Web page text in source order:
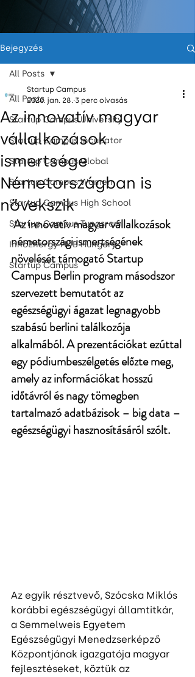
Bejegyzés
All Posts
Startup Campus University
Startup Campus Incubator
Startup Campus Global
Startup Campus Women
Startup Campus High School
Startup Campus Tungsram
InnoEnergy HUB Hungary
Startup Campus
All Posts
Az innovatív magyar
vállalkozások
ismertsége
Németországban is
növekszik
Startup Campus
2020. jan. 28. 3 perc olvasás
Az innovatív magyar vállalkozások
németországi ismertségének
növelését támogató Startup
Campus Berlin program másodszor
szervezett bemutatót az
egészségügyi ágazat legnagyobb
szabású berlini találkozója
alkalmából. A prezentációkat ezúttal
egy pódiumbeszélgetés előzte meg,
amely az információkat hosszú
időtávról és nagy tömegben
tartalmazó adatbázisok – big data –
egészségügyi hasznosításáról szólt.
Az egyik résztvevő, Szócska Miklós
korábbi egészségügyi államtitkár,
a Semmelweis Egyetem
Egészségügyi Menedzserképző
Központjának igazgatója magyar
fejlesztéseket, köztük az